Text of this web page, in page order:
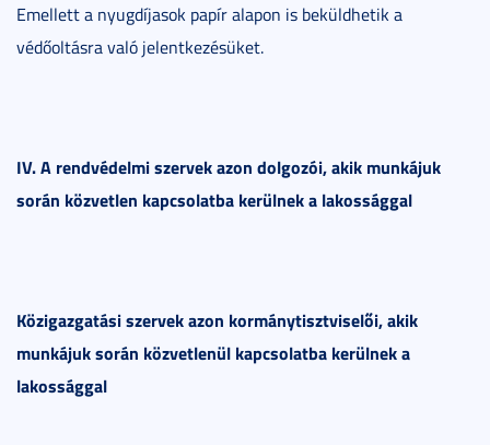
Emellett a nyugdíjasok papír alapon is beküldhetik a
védőoltásra való jelentkezésüket.
IV. A rendvédelmi szervek azon dolgozói, akik munkájuk
során közvetlen kapcsolatba kerülnek a lakossággal
Közigazgatási szervek azon kormánytisztviselői, akik
munkájuk során közvetlenül kapcsolatba kerülnek a
lakossággal